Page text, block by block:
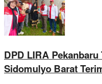
DPD LIRA
Sidomulyo Barat